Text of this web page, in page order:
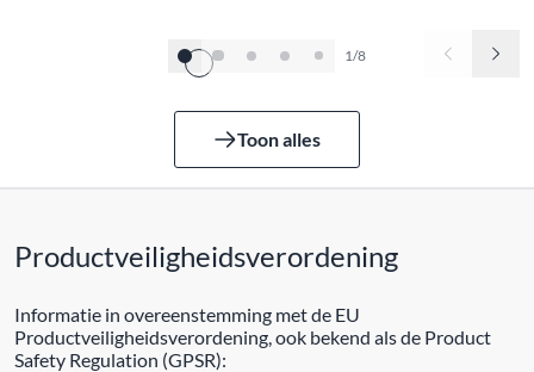
1/8
Toon alles
Productveiligheidsverordening
Informatie in overeenstemming met de EU
Productveiligheidsverordening, ook bekend als de Product
Safety Regulation (GPSR):